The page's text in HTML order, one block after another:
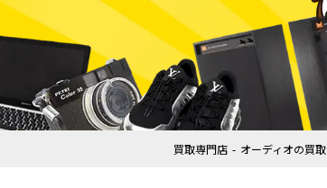
買取専門店 オーディオの買取